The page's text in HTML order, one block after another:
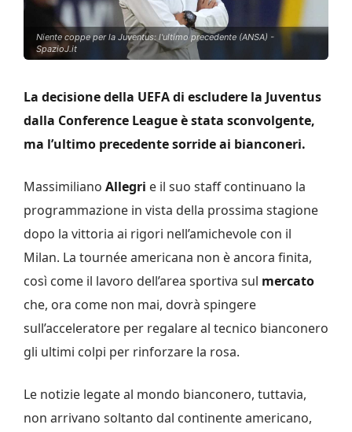
Niente coppe per la Juventus: l'ultimo precedente (ANSA) -
SpazioJ.it
La decisione della UEFA di escludere la Juventus
dalla Conference League è stata sconvolgente,
ma l’ultimo precedente sorride ai bianconeri.
Massimiliano Allegri e il suo staff continuano la
programmazione in vista della prossima stagione
dopo la vittoria ai rigori nell’amichevole con il
Milan. La tournée americana non è ancora finita,
così come il lavoro dell’area sportiva sul mercato
che, ora come non mai, dovrà spingere
sull’acceleratore per regalare al tecnico bianconero
gli ultimi colpi per rinforzare la rosa.
Le notizie legate al mondo bianconero, tuttavia,
non arrivano soltanto dal continente americano,